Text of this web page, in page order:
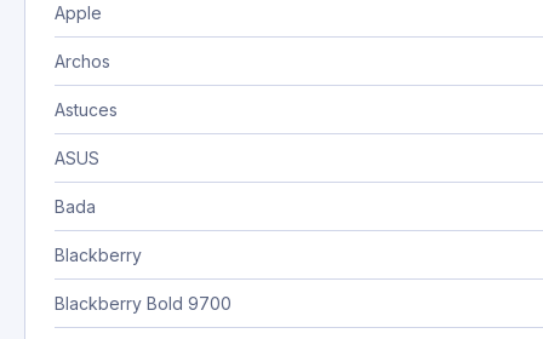
Apple
Archos
Astuces
ASUS
Bada
Blackberry
Blackberry Bold 9700